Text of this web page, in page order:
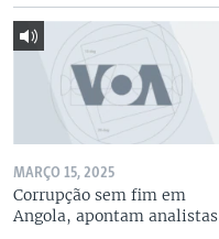
MARÇO 15, 2025
Corrupção sem fim em
Angola, apontam analistas